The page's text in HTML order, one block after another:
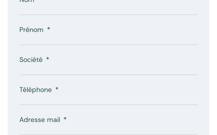
Prénom
Société
Téléphone
Adresse mail